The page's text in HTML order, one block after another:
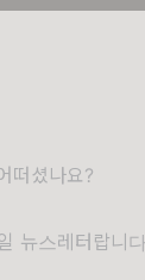
떠셨나요?
뉴스레터랍니